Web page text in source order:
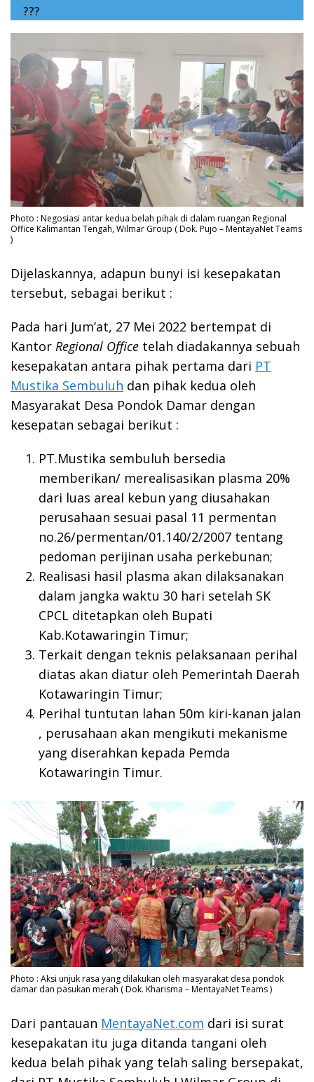
???
Photo : Negosiasi antar kedua belah pihak di dalam ruangan Regional
Office Kalimantan Tengah, Wilmar Group ( Dok. Pujo – MentayaNet Teams
)
Dijelaskannya, adapun bunyi isi kesepakatan
tersebut, sebagai berikut :
Pada hari Jum’at, 27 Mei 2022 bertempat di
Kantor Regional Office telah diadakannya sebuah
kesepakatan antara pihak pertama dari PT
Mustika Sembuluh dan pihak kedua oleh
Masyarakat Desa Pondok Damar dengan
kesepatan sebagai berikut :
PT.Mustika sembuluh bersedia
memberikan/ merealisasikan plasma 20%
dari luas areal kebun yang diusahakan
perusahaan sesuai pasal 11 permentan
no.26/permentan/01.140/2/2007 tentang
pedoman perijinan usaha perkebunan;
Realisasi hasil plasma akan dilaksanakan
dalam jangka waktu 30 hari setelah SK
CPCL ditetapkan oleh Bupati
Kab.Kotawaringin Timur;
Terkait dengan teknis pelaksanaan perihal
diatas akan diatur oleh Pemerintah Daerah
Kotawaringin Timur;
Perihal tuntutan lahan 50m kiri-kanan jalan
, perusahaan akan mengikuti mekanisme
yang diserahkan kepada Pemda
Kotawaringin Timur.
Photo : Aksi unjuk rasa yang dilakukan oleh masyarakat desa pondok
damar dan pasukan merah ( Dok. Kharisma – MentayaNet Teams )
Dari pantauan MentayaNet.com dari isi surat
kesepakatan itu juga ditanda tangani oleh
kedua belah pihak yang telah saling bersepakat,